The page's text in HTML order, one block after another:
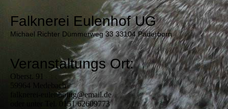
Falknerei Eulenhof UG
Michael Richter Dümmerweg 33 33104 Paderborn
Veranstaltungs Ort:
Oberst. 91
59964 Medebach
falknerei-eulenhofug@email.de
oder unter Tel. 0151/62609773